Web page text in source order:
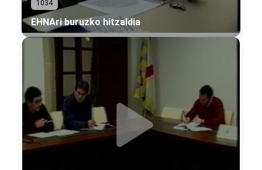
1034
EHNAri buruzko hitzaldia